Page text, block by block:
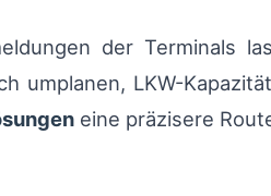
der Terminals
umplanen, LKW-
eine präzisere